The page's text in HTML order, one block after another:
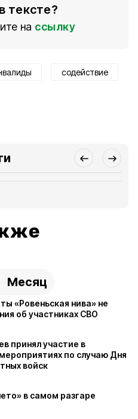
тексте?
на ссылку
содействие
Месяц
«Ровеньская нива» не
об участниках СВО
принял участие в
по случаю Дня
войск
в самом разгаре